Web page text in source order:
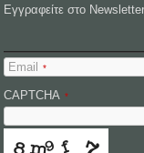
Εγγραφείτε στο
Email *
CAPTCHA *